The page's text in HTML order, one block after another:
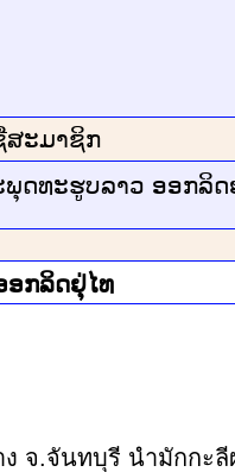
ສະມາຊິກ
ພຸດທະຮູບລາວ ອອກລິດ
ອກລິດຢຸ່ໄທ
ง จ.จันทบุรี นำมักกะ